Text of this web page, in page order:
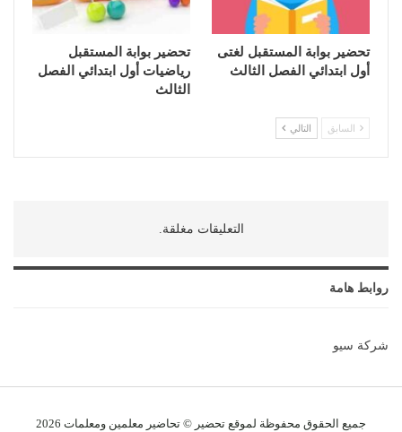
تحضير بوابة المستقبل لغتى
أول ابتدائي الفصل الثالث
تحضير بوابة المستقبل
رياضيات أول ابتدائي الفصل
الثالث
السابق التالي
التعليقات مغلقة.
روابط هامة
شركة سيو
جميع الحقوق محفوظة لموقع تحضير © تحاضير معلمين ومعلمات